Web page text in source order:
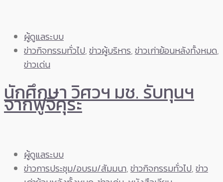
ผู้ดูแลระบบ
ข่าวกิจกรรมทั่วไป,ข่าวผู้บริหาร,ข่าวเก่าย้อนหลังทั้งหมด,
ข่าวเด่น
นักศึกษา วิศวฯ มช. รับทุนฯ
จากฟูจิคุระ
ผู้ดูแลระบบ
ข่าวการประชุม/อบรม/สัมมนา,ข่าวกิจกรรมทั่วไป,ข่าว